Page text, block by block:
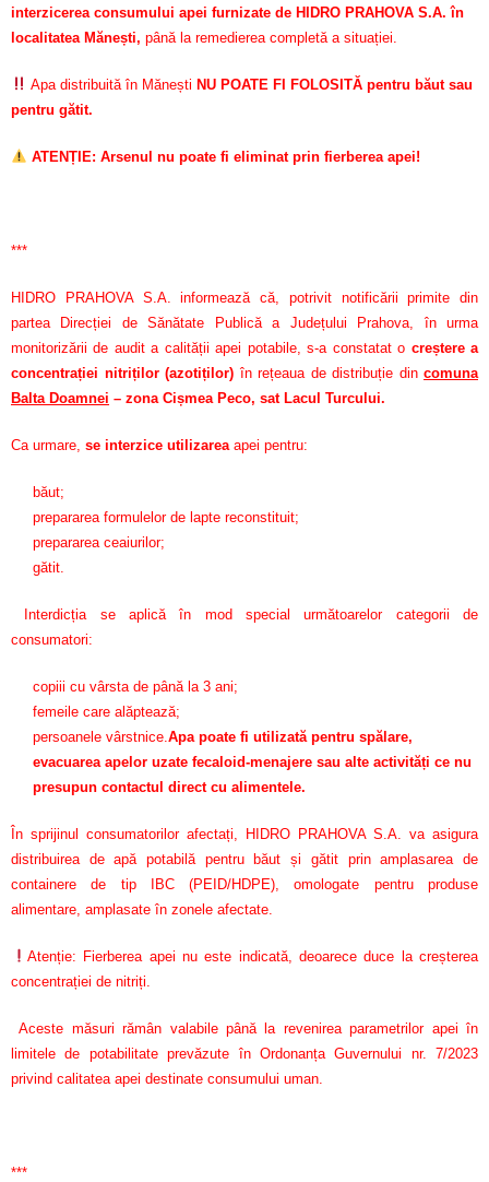
interzicerea consumului apei furnizate de HIDRO PRAHOVA S.A. în
localitatea Mănești, până la remedierea completă a situației.
Apa distribuită în Mănești NU POATE FI FOLOSITĂ pentru băut sau
pentru gătit.
ATENȚIE: Arsenul nu poate fi eliminat prin fierberea apei!
***
HIDRO PRAHOVA S.A. informează că, potrivit notificării primite din
partea Direcției de Sănătate Publică a Județului Prahova, în urma
monitorizării de audit a calității apei potabile, s-a constatat o creștere a
concentrației nitriților (azotiților) în rețeaua de distribuție din comuna
Balta Doamnei – zona Cișmea Peco, sat Lacul Turcului.
Ca urmare, se interzice utilizarea apei pentru:
băut;
prepararea formulelor de lapte reconstituit;
prepararea ceaiurilor;
gătit.
Interdicția se aplică în mod special următoarelor categorii de
consumatori:
copiii cu vârsta de până la 3 ani;
femeile care alăptează;
persoanele vârstnice. Apa poate fi utilizată pentru spălare,
evacuarea apelor uzate fecaloid-menajere sau alte activități ce nu
presupun contactul direct cu alimentele.
În sprijinul consumatorilor afectați, HIDRO PRAHOVA S.A. va asigura
distribuirea de apă potabilă pentru băut și gătit prin amplasarea de
containere de tip IBC (PEID/HDPE), omologate pentru produse
alimentare, amplasate în zonele afectate.
Atenție: Fierberea apei nu este indicată, deoarece duce la creșterea
concentrației de nitriți.
Aceste măsuri rămân valabile până la revenirea parametrilor apei în
limitele de potabilitate prevăzute în Ordonanța Guvernului nr. 7/2023
privind calitatea apei destinate consumului uman.
***